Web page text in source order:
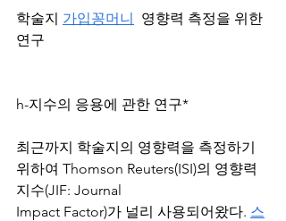
학술지 가입꽁머니
  영향력 측정을 위한
연구
h-지수의 응용에 관한 연구*
최근까지 학술지의 영향력을 측정하기
위하여 Thomson Reuters(ISI)의 영향력
지수(JIF: Journal
Impact Factor)가 널리 사용되어왔다. 스